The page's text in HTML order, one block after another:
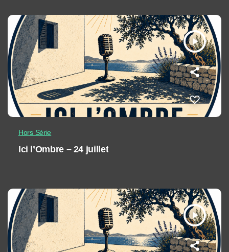
play_arrow
Hors Série
Ici l’Ombre – 24 juillet
play_arrow